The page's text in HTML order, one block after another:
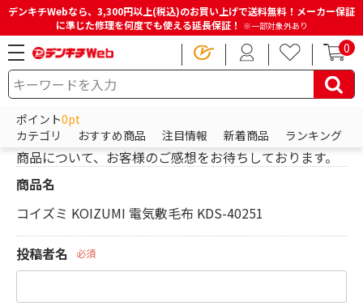
デンキチWebなら、3,300円以上(税込)のお買い上げで送料無料！メーカー保証
に準じた修理を何度でも使える延長保証！ ※一部対象外あり
0
ポイント0pt
カテゴリ
おすすめ商品 注目情報 新着商品 ランキング
HOME レビューを投稿
レビューを投稿
商品について、お客様のご感想をお待ちしております。
商品名
コイズミ KOIZUMI 電気敷毛布 KDS-40251
投稿者名 必須